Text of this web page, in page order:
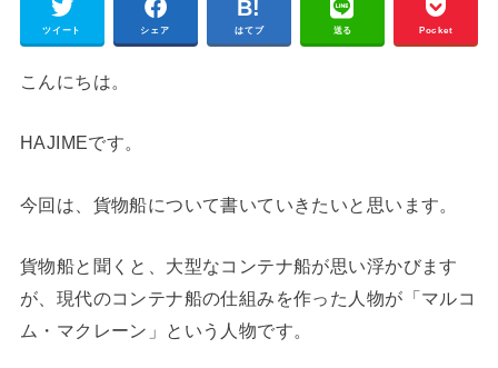
ツイート シェア はてブ 送る Pocket
こんにちは。
HAJIMEです。
今回は、貨物船について書いていきたいと思います。
貨物船と聞くと、大型なコンテナ船が思い浮かびます
が、現代のコンテナ船の仕組みを作った人物が「マルコ
ム・マクレーン」という人物です。